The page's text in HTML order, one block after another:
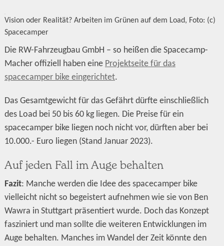
Vision oder Realität? Arbeiten im Grünen auf dem Load, Foto: (c)
Spacecamper
Die RW-Fahrzeugbau GmbH – so heißen die Spacecamp-
Macher offiziell haben eine Projektseite für das
spacecamper bike eingerichtet.
Das Gesamtgewicht für das Gefährt dürfte einschließlich
des Load bei 50 bis 60 kg liegen. Die Preise für ein
spacecamper bike liegen noch nicht vor, dürften aber bei
10.000.- Euro liegen (Stand Januar 2023).
Auf jeden Fall im Auge behalten
Fazit: Manche werden die Idee des spacecamper bike
vielleicht nicht so begeistert aufnehmen wie sie von Ben
Wawra in Stuttgart präsentiert wurde. Doch das Konzept
fasziniert und man sollte die weiteren Entwicklungen im
Auge behalten. Manches im Wandel der Zeit könnte den